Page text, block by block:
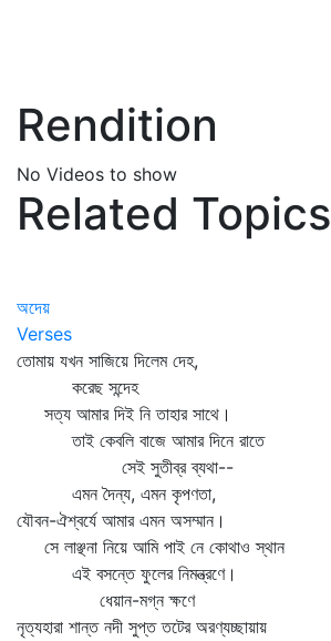
Rendition
No Videos to show
Related Topics
অদেয়
Verses
তোমায় যখন সাজিয়ে দিলেম দেহ,
করেছ সন্দেহ
সত্য আমার দিই নি তাহার সাথে।
তাই কেবলি বাজে আমার দিনে রাতে
সেই সুতীব্র ব্যথা--
এমন দৈন্য, এমন কৃপণতা,
যৌবন-ঐশ্বর্যে আমার এমন অসম্মান।
সে লাঞ্ছনা নিয়ে আমি পাই নে কোথাও স্থান
এই বসন্তে ফুলের নিমন্ত্রণে।
ধেয়ান-মগ্ন ক্ষণে
নৃত্যহারা শান্ত নদী সুপ্ত তটের অরণ্যচ্ছায়ায়